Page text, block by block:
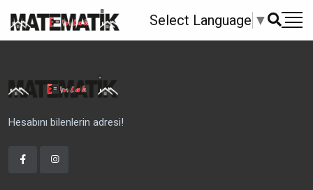
Select Language ▼
Hesabını bilenlerin adresi!